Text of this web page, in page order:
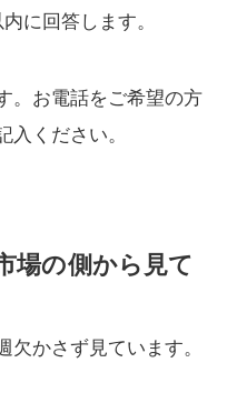
に回答します。
。お電話をご希望の方
入ください。
場の側から見て
かさず見ています。